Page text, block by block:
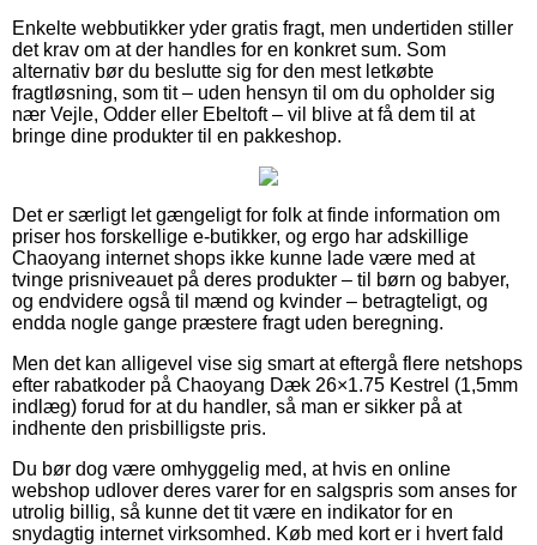
Enkelte webbutikker yder gratis fragt, men undertiden stiller
det krav om at der handles for en konkret sum. Som
alternativ bør du beslutte sig for den mest letkøbte
fragtløsning, som tit – uden hensyn til om du opholder sig
nær Vejle, Odder eller Ebeltoft – vil blive at få dem til at
bringe dine produkter til en pakkeshop.
Det er særligt let gængeligt for folk at finde information om
priser hos forskellige e-butikker, og ergo har adskillige
Chaoyang internet shops ikke kunne lade være med at
tvinge prisniveauet på deres produkter – til børn og babyer,
og endvidere også til mænd og kvinder – betragteligt, og
endda nogle gange præstere fragt uden beregning.
Men det kan alligevel vise sig smart at eftergå flere netshops
efter rabatkoder på Chaoyang Dæk 26×1.75 Kestrel (1,5mm
indlæg) forud for at du handler, så man er sikker på at
indhente den prisbilligste pris.
Du bør dog være omhyggelig med, at hvis en online
webshop udlover deres varer for en salgspris som anses for
utrolig billig, så kunne det tit være en indikator for en
snydagtig internet virksomhed. Køb med kort er i hvert fald